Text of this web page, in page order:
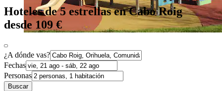
Hoteles de 5 estrellas en Cabo Roig
desde 109 €
¿A dónde vas?
Fechas
Personas
Buscar